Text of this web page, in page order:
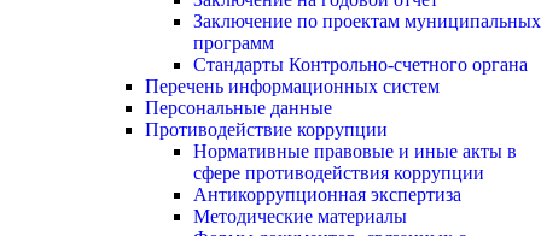
Заключение по проектам муниципальных
программ
Стандарты Контрольно-счетного органа
Перечень информационных систем
Персональные данные
Противодействие коррупции
Нормативные правовые и иные акты в
сфере противодействия коррупции
Антикоррупционная экспертиза
Методические материалы